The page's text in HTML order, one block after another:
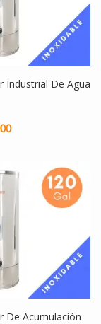
Industrial De Agua
De Acumulación